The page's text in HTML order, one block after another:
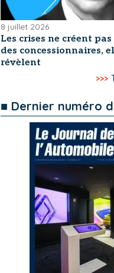
8 juillet 2026
Les crises ne créent
des concessionnaires,
révèlent
>>>
■ Dernier numéro